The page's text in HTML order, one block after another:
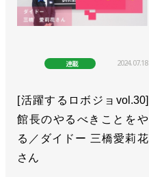
連載 2024.07.18
[活躍するロボジョvol.30]
館長のやるべきことをや
る／ダイドー 三橋愛莉花
さん